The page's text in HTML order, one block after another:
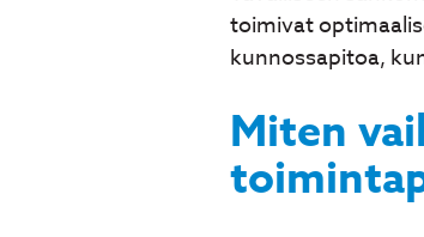
toimivat
kunnossapitoa,
Miten